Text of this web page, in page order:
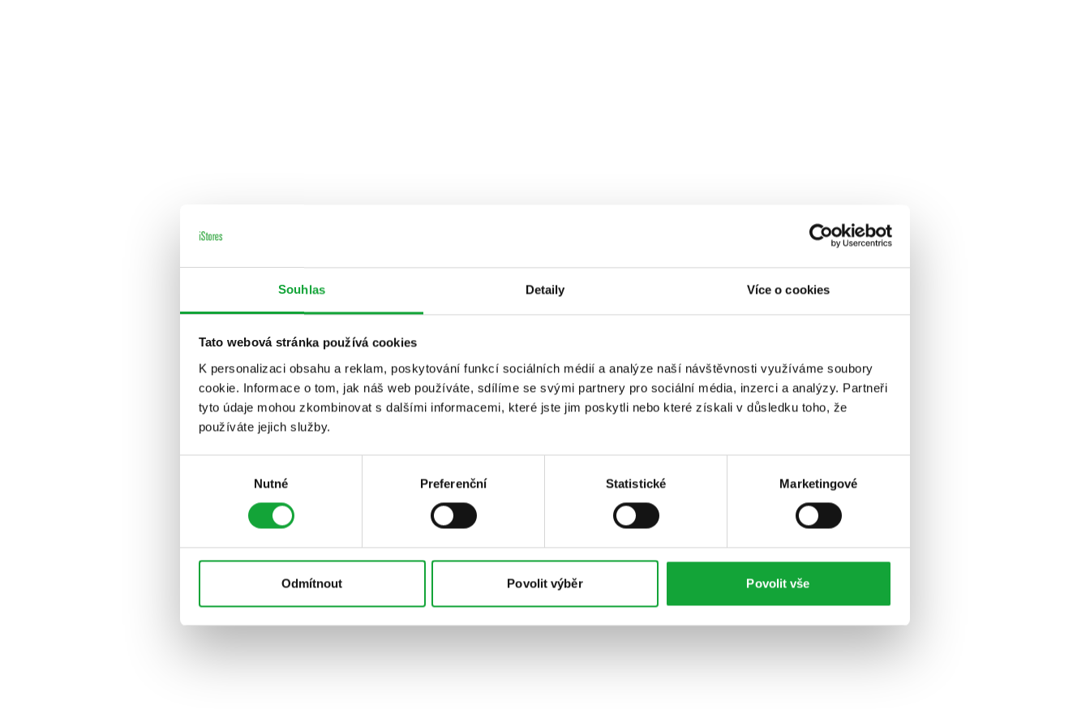
Souhlas Detaily Více o cookies
Tato webová stránka používá cookies
K personalizaci obsahu a reklam, poskytování funkcí sociálních médií a analýze naší návštěvnosti využíváme soubory
cookie. Informace o tom, jak náš web používáte, sdílíme se svými partnery pro sociální média, inzerci a analýzy. Partneři
tyto údaje mohou zkombinovat s dalšími informacemi, které jste jim poskytli nebo které získali v důsledku toho, že
používáte jejich služby.
Nutné Preferenční Statistické Marketingové
Odmítnout Povolit výběr Povolit vše